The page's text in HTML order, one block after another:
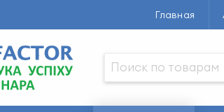
Главная